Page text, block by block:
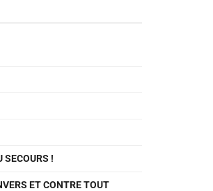
SECOURS !
ET CONTRE TOUT